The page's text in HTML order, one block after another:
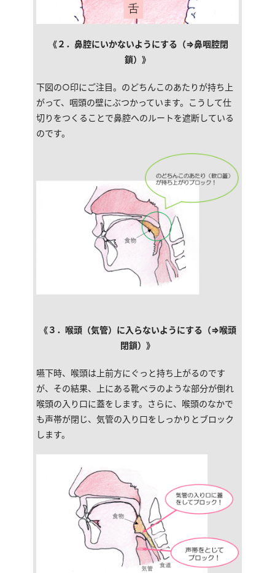
《２．鼻腔にいかないようにする（⇒鼻咽腔閉
鎖）》
下図の○印にご注目。のどちんこのあたりが持ち上
がって、咽頭の壁にぶつかっています。こうして仕
切りをつくることで鼻腔へのルートを遮断している
のです。
《３．喉頭（気管）に入らないようにする（⇒喉頭
閉鎖）》
嚥下時、喉頭は上前方にぐっと持ち上がるのです
が、その結果、上にある靴ベラのような部分が倒れ
喉頭の入り口に蓋をします。さらに、喉頭のなかで
も声帯が閉じ、気管の入り口をしっかりとブロック
します。